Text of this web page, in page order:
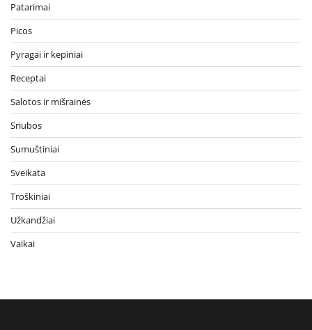
Patarimai
Picos
Pyragai ir kepiniai
Receptai
Salotos ir mišrainės
Sriubos
Sumuštiniai
Sveikata
Troškiniai
Užkandžiai
Vaikai